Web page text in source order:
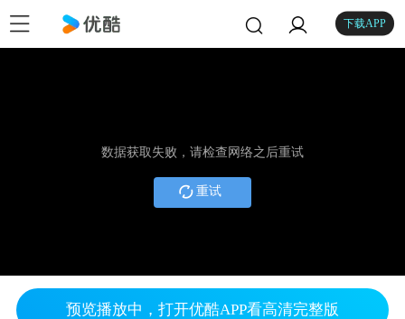
下载APP
数据获取失败，请检查网络之后重试
重试
预览播放中，打开优酷APP看高清完整版